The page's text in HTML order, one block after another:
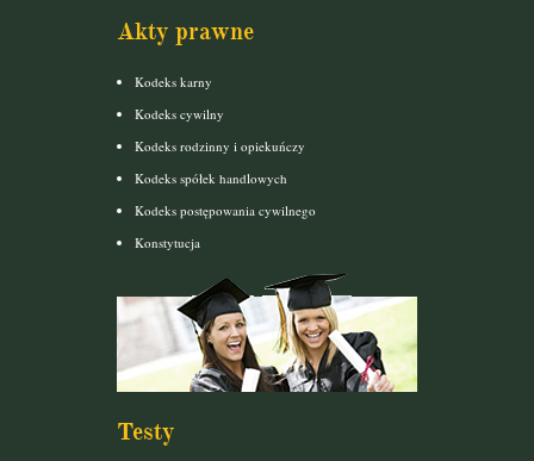
Akty prawne
Kodeks karny
Kodeks cywilny
Kodeks rodzinny i opiekuńczy
Kodeks spółek handlowych
Kodeks postępowania cywilnego
Konstytucja
Testy